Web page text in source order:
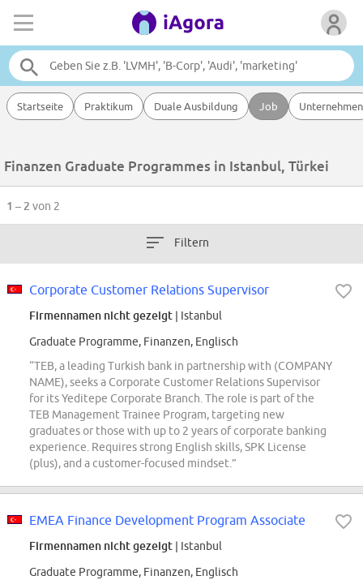
Startseite Praktikum Duale Ausbildung Job Unternehmen
Finanzen Graduate Programmes in Istanbul, Türkei
1 – 2 von 2
Filtern
Corporate Customer Relations Supervisor
Firmennamen nicht gezeigt | Istanbul
Graduate Programme, Finanzen, Englisch
“TEB, a leading Turkish bank in partnership with (COMPANY
NAME), seeks a Corporate Customer Relations Supervisor
for its Yeditepe Corporate Branch. The role is part of the
TEB Management Trainee Program, targeting new
graduates or those with up to 2 years of corporate banking
experience. Requires strong English skills, SPK License
(plus), and a customer-focused mindset.”
EMEA Finance Development Program Associate
Firmennamen nicht gezeigt | Istanbul
Graduate Programme, Finanzen, Englisch